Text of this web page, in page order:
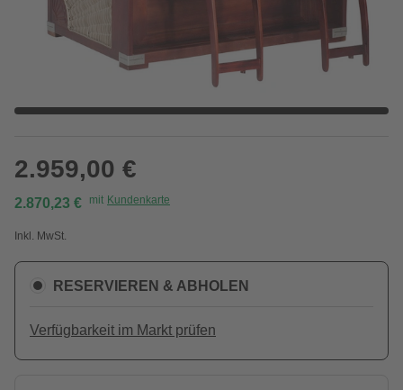
2.959,00 €
2.870,23 € mit Kundenkarte
Inkl. MwSt.
RESERVIEREN & ABHOLEN
Verfügbarkeit im Markt prüfen